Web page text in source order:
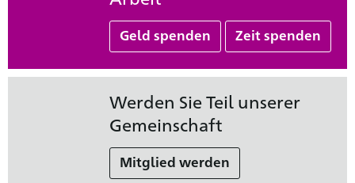
Geld spenden Zeit spenden
Werden Sie Teil unserer
Gemeinschaft
Mitglied werden